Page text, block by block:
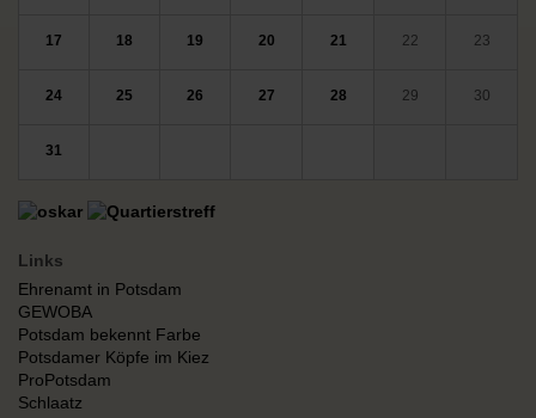
17 18 19 20 21 22 23
24 25 26 27 28 29 30
31
Links
Ehrenamt in Potsdam
GEWOBA
Potsdam bekennt Farbe
Potsdamer Köpfe im Kiez
ProPotsdam
Schlaatz